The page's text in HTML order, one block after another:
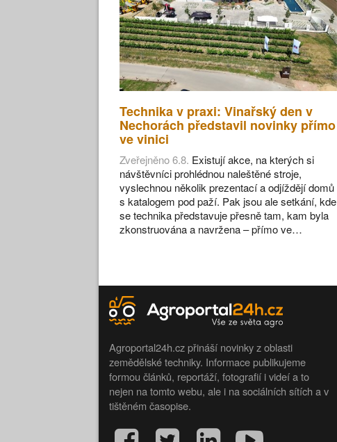
Technika v praxi: Vinařský den v
Nechorách představil novinky přímo
ve vinici
Zveřejněno 6.8. Existují akce, na kterých si
návštěvníci prohlédnou naleštěné stroje,
vyslechnou několik prezentací a odjíždějí domů
s katalogem pod paží. Pak jsou ale setkání, kde
se technika představuje přesně tam, kam byla
zkonstruována a navržena – přímo ve…
Agroportal24h.cz přináší novinky z oblasti
zemědělské techniky. Informace publikujeme
formou článků, reportáží, fotografií i videí a to
nejen na tomto webu, ale i na sociálních sítích a v
tištěném časopise.